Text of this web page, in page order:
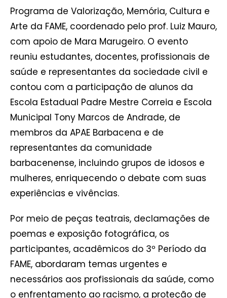
Programa de Valorização, Memória, Cultura e
Arte da FAME, coordenado pelo prof. Luiz Mauro,
com apoio de Mara Marugeiro. O evento
reuniu estudantes, docentes, profissionais de
saúde e representantes da sociedade civil e
contou com a participação de alunos da
Escola Estadual Padre Mestre Correia e Escola
Municipal Tony Marcos de Andrade, de
membros da APAE Barbacena e de
representantes da comunidade
barbacenense, incluindo grupos de idosos e
mulheres, enriquecendo o debate com suas
experiências e vivências.
Por meio de peças teatrais, declamações de
poemas e exposição fotográfica, os
participantes, acadêmicos do 3º Período da
FAME, abordaram temas urgentes e
necessários aos profissionais da saúde, como
o enfrentamento ao racismo, a proteção de